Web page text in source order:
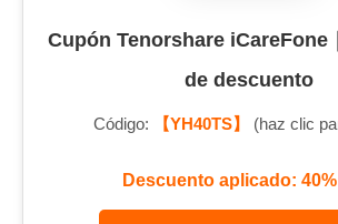
Cupón Tenorshare iCareFone
de descuento
Código: 【YH40TS】 (haz clic
Descuento aplicado: